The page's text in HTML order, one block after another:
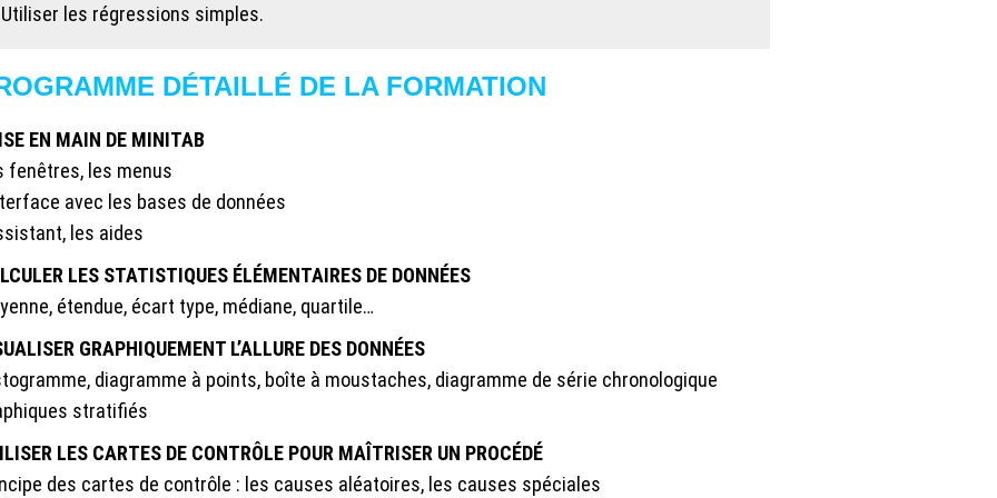
les régressions simples.
DÉTAILLÉ DE LA FORMATION
EN MAIN DE MINITAB
fenêtres, les menus
avec les bases de données
les aides
LES STATISTIQUES ÉLÉMENTAIRES DE DONNÉES
étendue, écart type, médiane, quartile…
GRAPHIQUEMENT L’ALLURE DES DONNÉES
diagramme à points, boîte à moustaches, diagramme de série chronologique
stratifiés
LES CARTES DE CONTRÔLE POUR MAÎTRISER UN PROCÉDÉ
des cartes de contrôle : les causes aléatoires, les causes spéciales